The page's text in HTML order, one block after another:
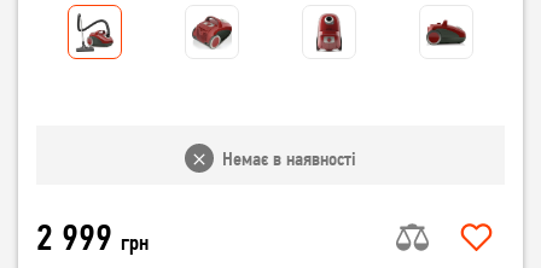
Немає в наявності
2 999 грн